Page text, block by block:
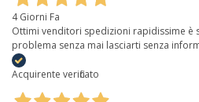
4 Giorni Fa
Ottimi venditori spedizioni rapidissime è
problema senza mai lasciarti senza
Acquirente verificato